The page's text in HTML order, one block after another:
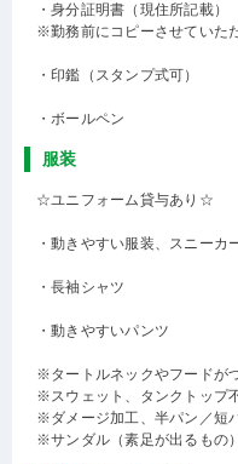
・身分証明書（現住所記載）
※勤務前にコピーさせていた
・印鑑（スタンプ式可）
・ボールペン
服装
☆ユニフォーム貸与あり☆
・動きやすい服装、スニーカ
・長袖シャツ
・動きやすいパンツ
※タートルネックやフードが
※スウェット、タンクトップ
※ダメージ加工、半パン／短
※サンダル（素足が出るもの